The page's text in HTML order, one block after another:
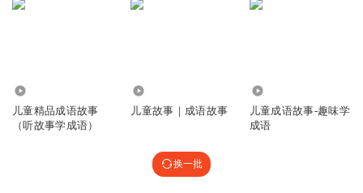
儿童精品成语故事
（听故事学成语）
儿童故事｜成语故事
儿童成语故事-趣味学
成语
换一批